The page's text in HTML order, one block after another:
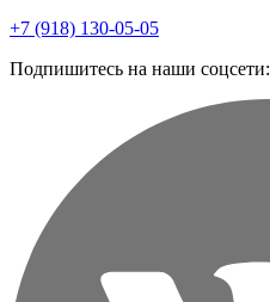
+7 (918) 130-05-05
Подпишитесь на наши соцсети: